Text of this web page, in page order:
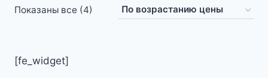
Показаны все (4)
[fe_widget]